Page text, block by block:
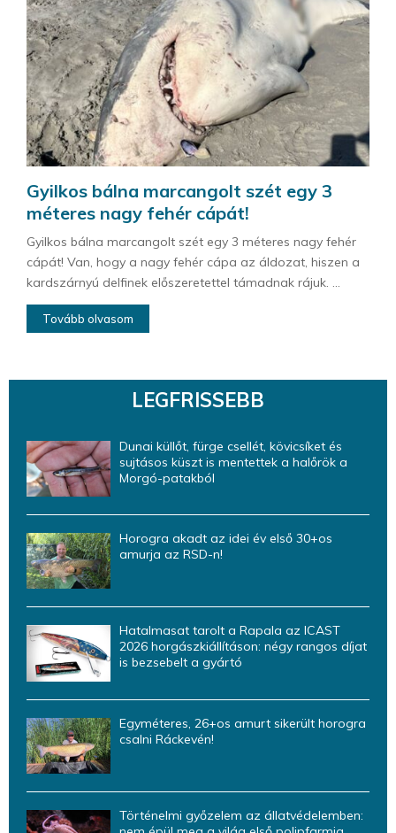
Gyilkos bálna marcangolt szét egy 3
méteres nagy fehér cápát!
Gyilkos bálna marcangolt szét egy 3 méteres nagy fehér
cápát! Van, hogy a nagy fehér cápa az áldozat, hiszen a
kardszárnyú delfinek előszeretettel támadnak rájuk. ...
Tovább olvasom
LEGFRISSEBB
Dunai küllőt, fürge csellét, kövicsíket és
sujtásos küszt is mentettek a halőrök a
Morgó-patakból
Horogra akadt az idei év első 30+os
amurja az RSD-n!
Hatalmasat tarolt a Rapala az ICAST
2026 horgászkiállításon: négy rangos díjat
is bezsebelt a gyártó
Egyméteres, 26+os amurt sikerült horogra
csalni Ráckevén!
Történelmi győzelem az állatvédelemben: